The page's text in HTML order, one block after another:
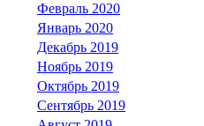
Февраль 2020
Январь 2020
Декабрь 2019
Ноябрь 2019
Октябрь 2019
Сентябрь 2019